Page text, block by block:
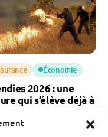
Économie
2026 : une
qui s’élève déjà à